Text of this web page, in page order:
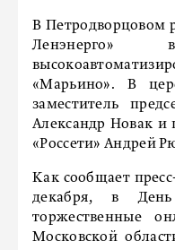
В Петродворцовом
«Марьино». В
заместитель
Александр Новак и
«Россети» Андрей
Как сообщает
декабря, в День
торжественные
Московской